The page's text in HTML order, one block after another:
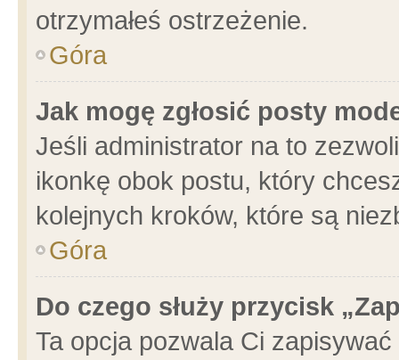
otrzymałeś ostrzeżenie.
Góra
Jak mogę zgłosić posty
Jeśli administrator na to
ikonkę obok postu, który
kolejnych kroków, które są
Góra
Do czego służy przycisk
Ta opcja pozwala Ci